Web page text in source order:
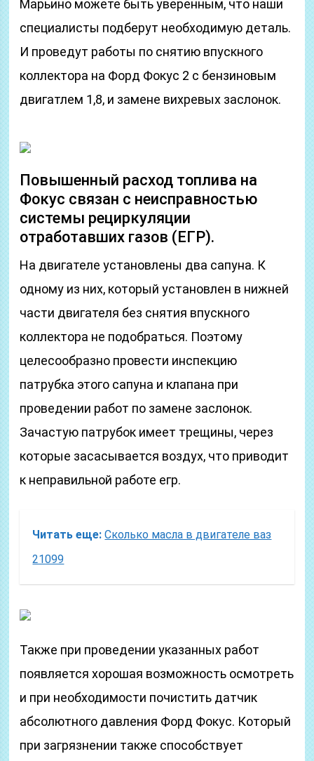
Марьино можете быть уверенным, что наши
специалисты подберут необходимую деталь.
И проведут работы по снятию впускного
коллектора на Форд Фокус 2 с бензиновым
двигатлем 1,8, и замене вихревых заслонок.
Повышенный расход топлива на
Фокус связан с неисправностью
системы рециркуляции
отработавших газов (ЕГР).
На двигателе установлены два сапуна. К
одному из них, который установлен в нижней
части двигателя без снятия впускного
коллектора не подобраться. Поэтому
целесообразно провести инспекцию
патрубка этого сапуна и клапана при
проведении работ по замене заслонок.
Зачастую патрубок имеет трещины, через
которые засасывается воздух, что приводит
к неправильной работе егр.
Читать еще: Сколько масла в двигателе ваз
21099
Также при проведении указанных работ
появляется хорошая возможность осмотреть
и при необходимости почистить датчик
абсолютного давления Форд Фокус. Который
при загрязнении также способствует